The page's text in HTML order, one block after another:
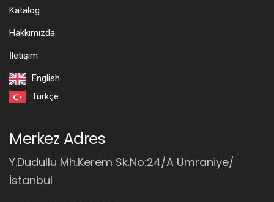
Merkez Adres
Y.Dudullu Mh.Kerem Sk.No:24/A Ümraniye/
İstanbul
Katalog
Hakkımızda
İletişim
English
Türkçe